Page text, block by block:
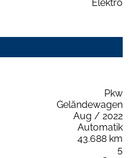
Elektro
Pkw
Geländewagen
Aug / 2022
Automatik
43.688 km
5